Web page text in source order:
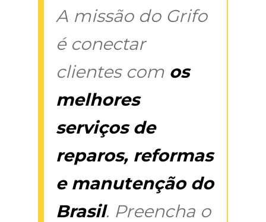
A missão do Grifo
é conectar
clientes com os
melhores
serviços de
reparos, reformas
e manutenção do
Brasil. Preencha o